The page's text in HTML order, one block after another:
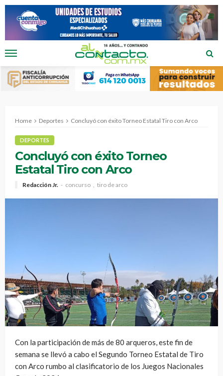
Home Deportes Concluyó con éxito Torneo Estatal Tiro con Arco
DEPORTES
Concluyó con éxito Torneo
Estatal Tiro con Arco
Redacción Jr. concurso tiro de arco
Con la participación de más de 80 arqueros, este fin de
semana se llevó a cabo el Segundo Torneo Estatal de Tiro
con Arco rumbo al clasificatorio de los Juegos Nacionales